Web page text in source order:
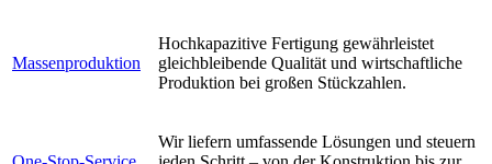
Massenproduktion
Hochkapazitive Fertigung gewährleistet
gleichbleibende Qualität und wirtschaftliche
Produktion bei großen Stückzahlen.
Wir liefern umfassende Lösungen und steuern